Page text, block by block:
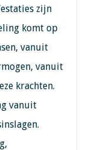
zijn
komt op
vanuit
vanuit
krachten.
vanuit